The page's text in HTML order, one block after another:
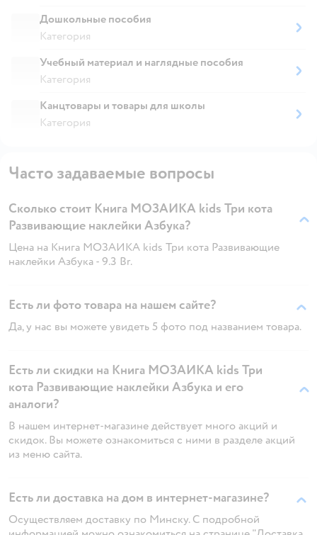
Дошкольные пособия
Категория
Учебный материал и наглядные пособия
Категория
Канцтовары и товары для школы
Категория
Часто задаваемые вопросы
Сколько стоит Книга МОЗАИКА kids Три кота
Развивающие наклейки Азбука?
Цена на Книга МОЗАИКА kids Три кота Развивающие
наклейки Азбука - 9.3 Br.
Есть ли фото товара на нашем сайте?
Да, у нас вы можете увидеть 5 фото под названием товара.
Есть ли скидки на Книга МОЗАИКА kids Три
кота Развивающие наклейки Азбука и его
аналоги?
В нашем интернет-магазине действует много акций и
скидок. Вы можете ознакомиться с ними в разделе акций
из меню сайта.
Есть ли доставка на дом в интернет-магазине?
Осуществляем доставку по Минску. С подробной